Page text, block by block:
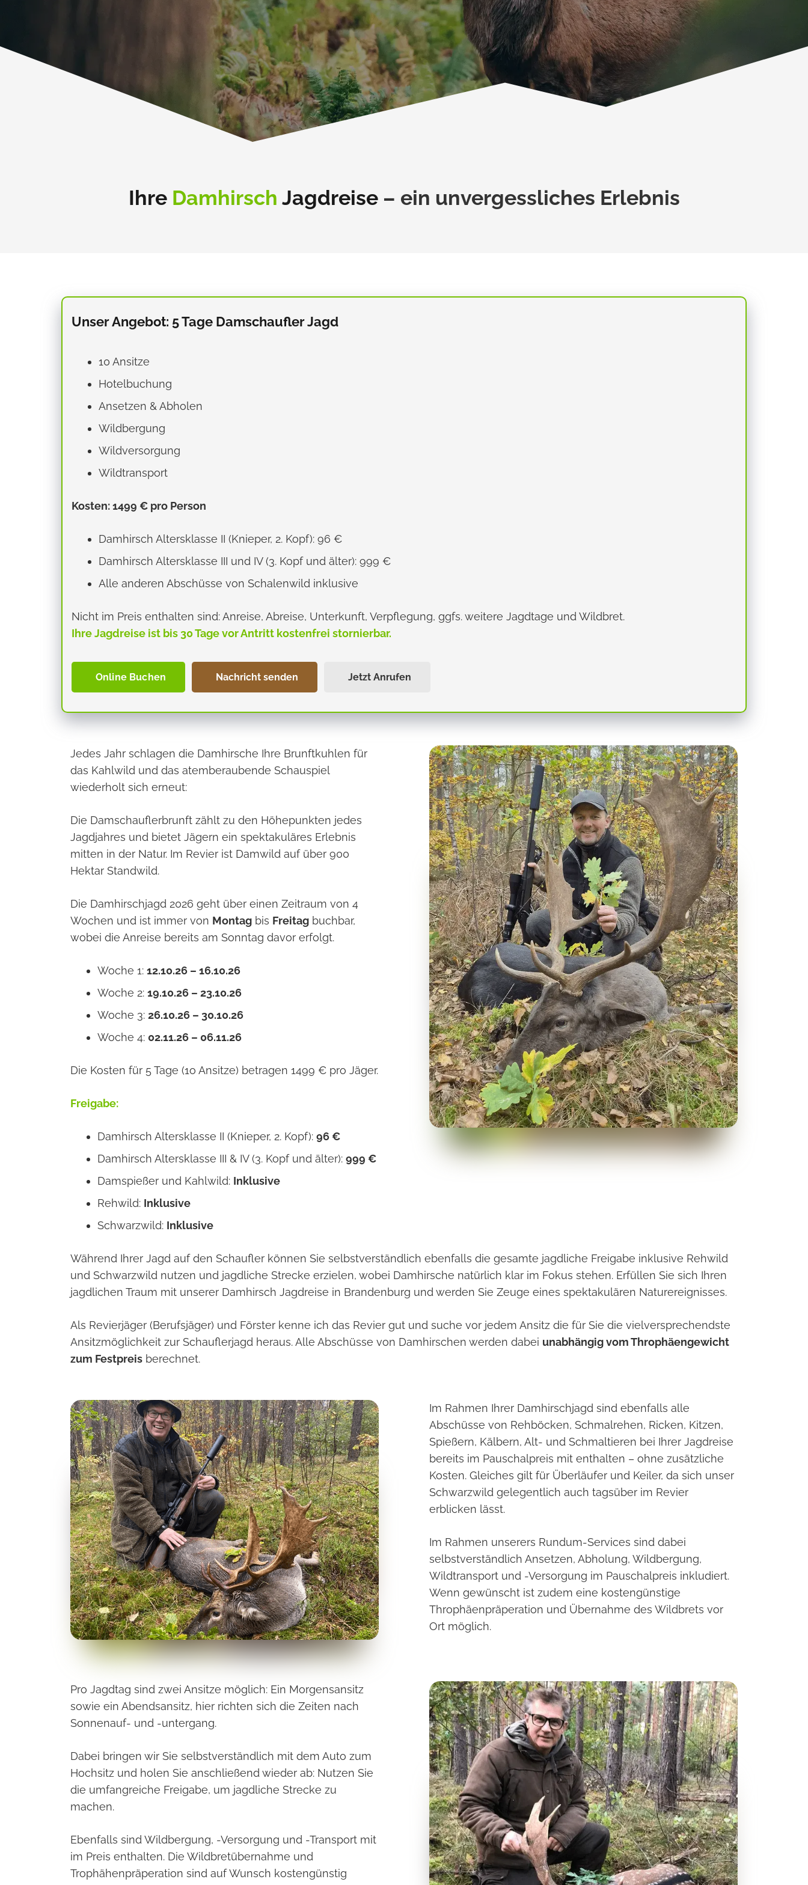
Ihre Damhirsch Jagdreise– ein unvergessliches Erlebnis
Unser Angebot: 5 Tage Damschaufler Jagd
10 Ansitze
Hotelbuchung
Ansetzen & Abholen
Wildbergung
Wildversorgung
Wildtransport
Kosten: 1499 € pro Person
Damhirsch Altersklasse II (Knieper, 2. Kopf): 96 €
Damhirsch Altersklasse III und IV (3. Kopf und älter): 999 €
Alle anderen Abschüsse von Schalenwild inklusive
Nicht im Preis enthalten sind: Anreise, Abreise, Unterkunft, Verpflegung, ggfs. weitere Jagdtage und Wildbret.
Ihre Jagdreise ist bis 30 Tage vor Antritt kostenfrei stornierbar.
Online Buchen Nachricht senden Jetzt Anrufen
Jedes Jahr schlagen die Damhirsche Ihre Brunftkuhlen für
das Kahlwild und das atemberaubende Schauspiel
wiederholt sich erneut:
Die Damschauflerbrunft zählt zu den Höhepunkten jedes
Jagdjahres und bietet Jägern ein spektakuläres Erlebnis
mitten in der Natur. Im Revier ist Damwild auf über 900
Hektar Standwild.
Die Damhirschjagd 2026 geht über einen Zeitraum von 4
Wochen und ist immer von Montag bis Freitag buchbar,
wobei die Anreise bereits am Sonntag davor erfolgt.
Woche 1: 12.10.26 – 16.10.26
Woche 2: 19.10.26 – 23.10.26
Woche 3: 26.10.26 – 30.10.26
Woche 4: 02.11.26 – 06.11.26
Die Kosten für 5 Tage (1o Ansitze) betragen 1499 € pro Jäger.
Freigabe:
Damhirsch Altersklasse II (Knieper, 2. Kopf): 96 €
Damhirsch Altersklasse III & IV (3. Kopf und älter): 999 €
Damspießer und Kahlwild: Inklusive
Rehwild: Inklusive
Schwarzwild: Inklusive
Während Ihrer Jagd auf den Schaufler können Sie selbstverständlich ebenfalls die gesamte jagdliche Freigabe inklusive Rehwild
und Schwarzwild nutzen und jagdliche Strecke erzielen, wobei Damhirsche natürlich klar im Fokus stehen. Erfüllen Sie sich Ihren
jagdlichen Traum mit unserer Damhirsch Jagdreise in Brandenburg und werden Sie Zeuge eines spektakulären Naturereignisses.
Als Revierjäger (Berufsjäger) und Förster kenne ich das Revier gut und suche vor jedem Ansitz die für Sie die vielversprechendste
Ansitzmöglichkeit zur Schauflerjagd heraus. Alle Abschüsse von Damhirschen werden dabei unabhängig vom Throphäengewicht
zum Festpreis berechnet.
Im Rahmen Ihrer Damhirschjagd sind ebenfalls alle
Abschüsse von Rehböcken, Schmalrehen, Ricken, Kitzen,
Spießern, Kälbern, Alt- und Schmaltieren bei Ihrer Jagdreise
bereits im Pauschalpreis mit enthalten – ohne zusätzliche
Kosten. Gleiches gilt für Überläufer und Keiler, da sich unser
Schwarzwild gelegentlich auch tagsüber im Revier
erblicken lässt.
Im Rahmen unserers Rundum-Services sind dabei
selbstverständlich Ansetzen, Abholung, Wildbergung,
Wildtransport und -Versorgung im Pauschalpreis inkludiert.
Wenn gewünscht ist zudem eine kostengünstige
Throphäenpräperation und Übernahme des Wildbrets vor
Ort möglich.
Pro Jagdtag sind zwei Ansitze möglich: Ein Morgensansitz
sowie ein Abendsansitz, hier richten sich die Zeiten nach
Sonnenauf- und -untergang.
Dabei bringen wir Sie selbstverständlich mit dem Auto zum
Hochsitz und holen Sie anschließend wieder ab: Nutzen Sie
die umfangreiche Freigabe, um jagdliche Strecke zu
machen.
Ebenfalls sind Wildbergung, -Versorgung und -Transport mit
im Preis enthalten. Die Wildbretübernahme und
Trophähenpräperation sind auf Wunsch kostengünstig